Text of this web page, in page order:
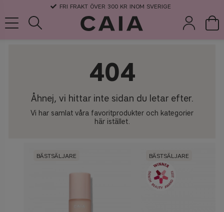
FRI FRAKT ÖVER 300 KR INOM SVERIGE
404
Åhnej, vi hittar inte sidan du letar efter.
Vi har samlat våra favoritprodukter och kategorier
här istället.
BÄSTSÄLJARE BÄSTSÄLJARE
kits & sets torrschampo